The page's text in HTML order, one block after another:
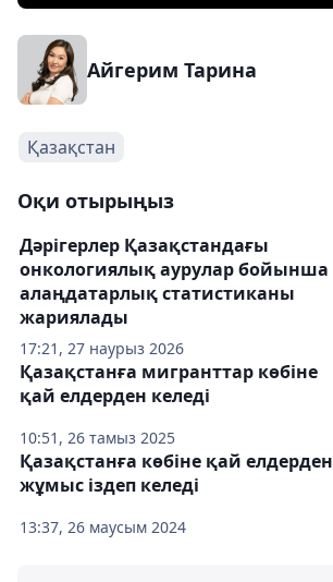
Айгерим Тарина
Қазақстан
Оқи отырыңыз
17:21, 27 наурыз 2026
Дәрігерлер Қазақстандағы
онкологиялық аурулар бойынша
алаңдатарлық статистиканы
жариялады
10:51, 26 тамыз 2025
Қазақстанға мигранттар көбіне
қай елдерден келеді
13:37, 26 маусым 2024
Қазақстанға көбіне қай елдерден
жұмыс іздеп келеді